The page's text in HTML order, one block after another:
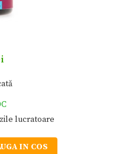
lucratoare
IN COS